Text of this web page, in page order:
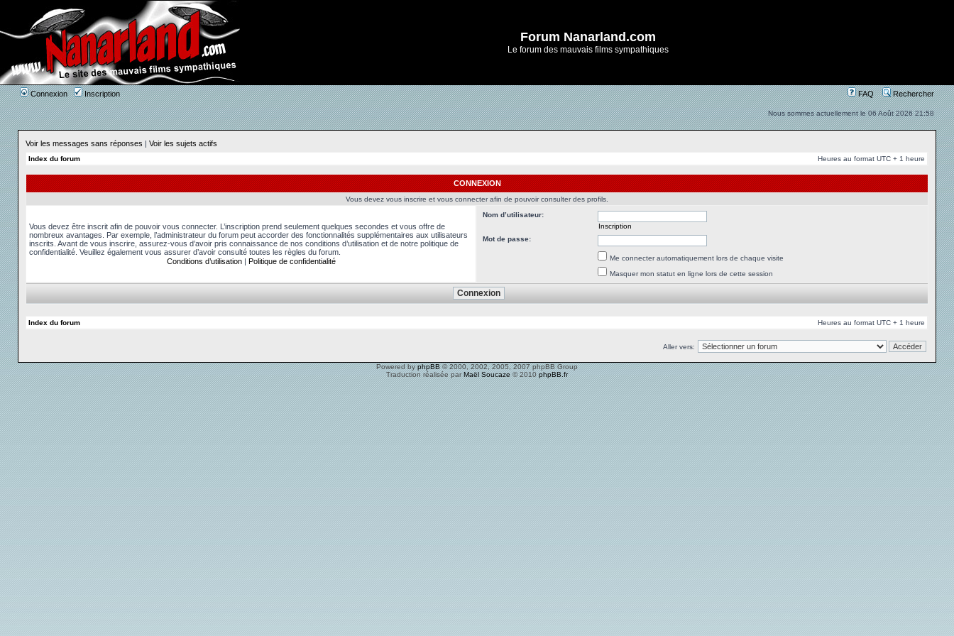
Forum Nanarland.com
Le forum des mauvais films sympathiques
Connexion Inscription FAQ Rechercher
Nous sommes actuellement le 06 Août 2026 21:58
Voir les messages sans réponses | Voir les sujets actifs
Index du forum Heures au format UTC + 1 heure
CONNEXION
Vous devez vous inscrire et vous connecter afin de pouvoir consulter des profils.
Vous devez être inscrit afin de pouvoir vous connecter. L’inscription prend seulement quelques secondes et vous offre de
nombreux avantages. Par exemple, l’administrateur du forum peut accorder des fonctionnalités supplémentaires aux utilisateurs
inscrits. Avant de vous inscrire, assurez-vous d’avoir pris connaissance de nos conditions d’utilisation et de notre politique de
confidentialité. Veuillez également vous assurer d’avoir consulté toutes les règles du forum.
Conditions d’utilisation| Politique de confidentialité
Nom d’utilisateur:
Inscription
Mot de passe:
Me connecter automatiquement lors de chaque visite
Masquer mon statut en ligne lors de cette session
Index du forum Heures au format UTC + 1 heure
Aller vers:
Powered byphpBB© 2000, 2002, 2005, 2007 phpBB Group
Traduction réalisée parMaël Soucaze© 2010phpBB.fr